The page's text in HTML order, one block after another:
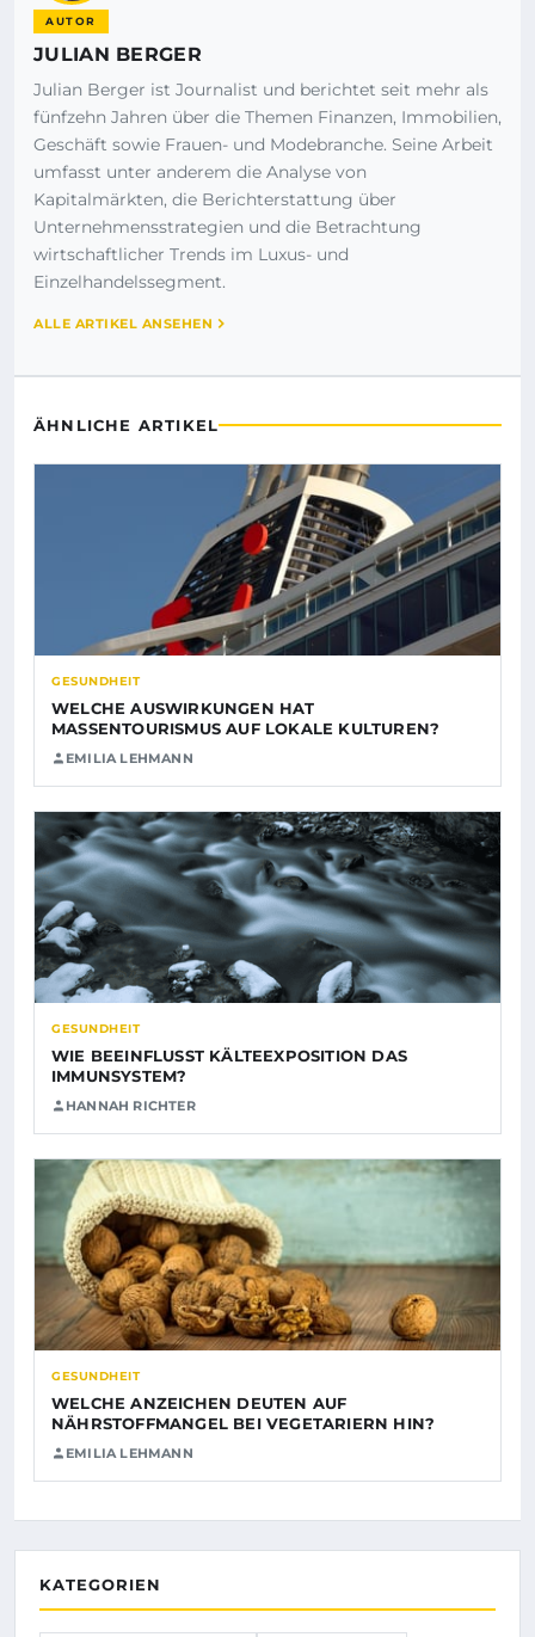
AUTOR
JULIAN BERGER
Julian Berger ist Journalist und berichtet seit mehr als
fünfzehn Jahren über die Themen Finanzen, Immobilien,
Geschäft sowie Frauen- und Modebranche. Seine Arbeit
umfasst unter anderem die Analyse von
Kapitalmärkten, die Berichterstattung über
Unternehmensstrategien und die Betrachtung
wirtschaftlicher Trends im Luxus- und
Einzelhandelssegment.
ALLE ARTIKEL ANSEHEN
ÄHNLICHE ARTIKEL
GESUNDHEIT
WELCHE AUSWIRKUNGEN HAT
MASSENTOURISMUS AUF LOKALE KULTUREN?
EMILIA LEHMANN
GESUNDHEIT
WIE BEEINFLUSST KÄLTEEXPOSITION DAS
IMMUNSYSTEM?
HANNAH RICHTER
GESUNDHEIT
WELCHE ANZEICHEN DEUTEN AUF
NÄHRSTOFFMANGEL BEI VEGETARIERN HIN?
EMILIA LEHMANN
KATEGORIEN